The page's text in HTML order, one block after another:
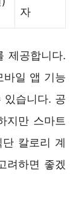
자
제공합니다.
바일 앱 기능
있습니다. 공
지만 스마트
칼로리 계
려하면 좋겠